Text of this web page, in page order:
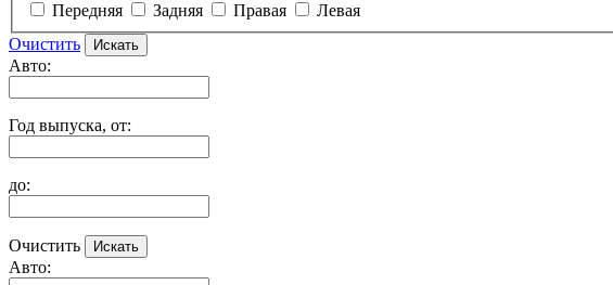
Передняя
Задняя Правая
Левая
Очистить
Авто:
Год выпуска, от:
до:
Очистить
Авто: